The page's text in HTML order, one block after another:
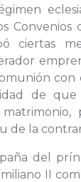
Convenios
ciertas
con
de que
de la
del
II